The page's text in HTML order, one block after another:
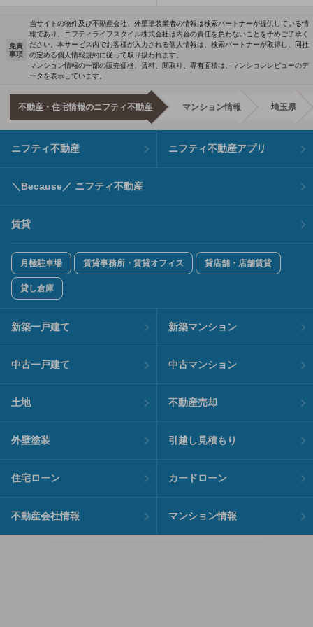
免責
事項
当サイトの物件及び不動産会社、外壁塗装業者の情報は検索パートナーが提供している情
報であり、ニフティライフスタイル株式会社は内容の責任を負わないことを予めご了承く
ださい。本サービス内でお客様が入力される個人情報は、検索パートナーが取得し、同社
の定める個人情報規約に従って取り扱われます。
マンション情報の一部の販売価格、賃料、間取り、専有面積は、マンションレビューのデ
ータを表示しています。
不動産・住宅情報のニフティ不動産 マンション情報 埼玉県
ニフティ不動産 ニフティ不動産アプリ
＼Because／ ニフティ不動産
賃貸
月極駐車場 賃貸事務所・賃貸オフィス 貸店舗・店舗賃貸
貸し倉庫
新築一戸建て 新築マンション
中古一戸建て 中古マンション
土地 不動産売却
外壁塗装 引越し見積もり
住宅ローン カードローン
不動産会社情報 マンション情報